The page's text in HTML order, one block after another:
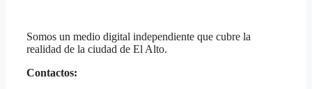
Somos un medio digital independiente que cubre la
realidad de la ciudad de El Alto.
Contactos: